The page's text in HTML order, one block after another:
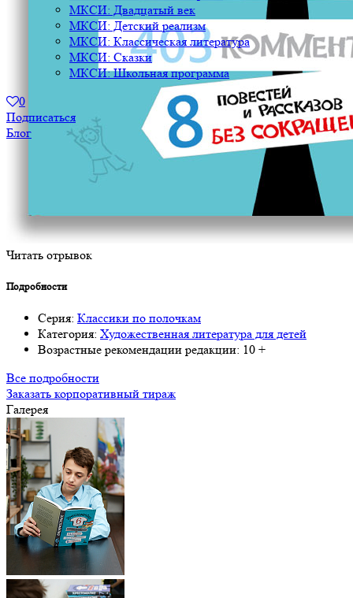
МКСИ: Двадцатый век
МКСИ: Детский реализм
МКСИ: Классическая литература
МКСИ: Сказки
МКСИ: Школьная программа
0
Подписаться
Блог
Читать отрывок
Подробности
Серия: Классики по полочкам
Категория: Художественная литература для детей
Возрастные рекомендации редакции: 10 +
Все подробности
Заказать корпоративный тираж
Галерея